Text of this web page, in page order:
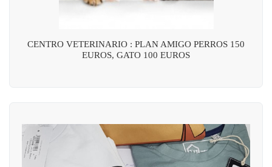
CENTRO VETERINARIO : PLAN AMIGO PERROS 150
EUROS, GATO 100 EUROS